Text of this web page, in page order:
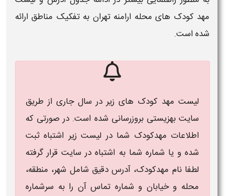
مهد کودک های محله ارامنه تهرانبه تفکیک مناطق ارائه
شده است.
لیست مهد کودک های زیر در سال جاری از طریق
سایت بهزیستی بروزرسانی شده است. در صورتی که
اطلاعات مهدکودک شما در لیست زیر اشتباه ثبت
شده و یا شماره شما به اشتباه در سایت قرار گرفته
لطفا نام مهدکودک، آدرس دقیق شامل شهر، منطقه،
محله و خیابان و شماره تماس آن را به سرشماره